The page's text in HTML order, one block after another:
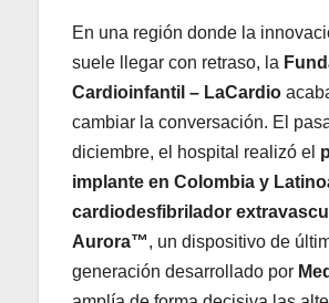
En una región donde la
suele llegar con retraso, la
Cardioinfantil – LaCardio
cambiar la conversación. El
diciembre, el hospital realizó el
implante en Colombia y
cardiodesfibrilador
Aurora™, un dispositivo de
generación desarrollado por